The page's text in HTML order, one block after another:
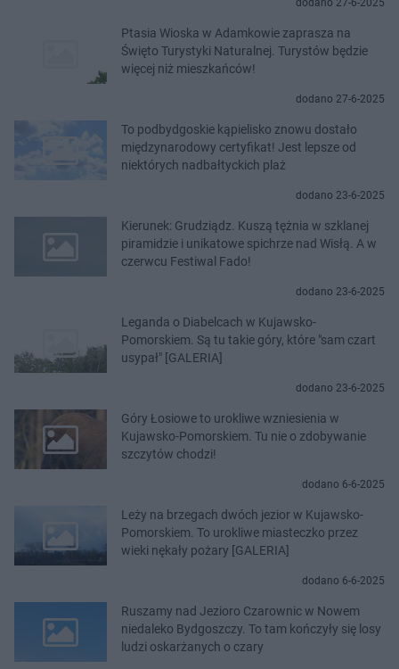
dodano 27-6-2025
Ptasia Wioska w Adamkowie zaprasza na
Święto Turystyki Naturalnej. Turystów będzie
więcej niż mieszkańców!
dodano 27-6-2025
To podbydgoskie kąpielisko znowu dostało
międzynarodowy certyfikat! Jest lepsze od
niektórych nadbałtyckich plaż
dodano 23-6-2025
Kierunek: Grudziądz. Kuszą tężnia w szklanej
piramidzie i unikatowe spichrze nad Wisłą. A w
czerwcu Festiwal Fado!
dodano 23-6-2025
Leganda o Diabelcach w Kujawsko-
Pomorskiem. Są tu takie góry, które "sam czart
usypał" [GALERIA]
dodano 23-6-2025
Góry Łosiowe to urokliwe wzniesienia w
Kujawsko-Pomorskiem. Tu nie o zdobywanie
szczytów chodzi!
dodano 6-6-2025
Leży na brzegach dwóch jezior w Kujawsko-
Pomorskiem. To urokliwe miasteczko przez
wieki nękały pożary [GALERIA]
dodano 6-6-2025
Ruszamy nad Jezioro Czarownic w Nowem
niedaleko Bydgoszczy. To tam kończyły się losy
ludzi oskarżanych o czary